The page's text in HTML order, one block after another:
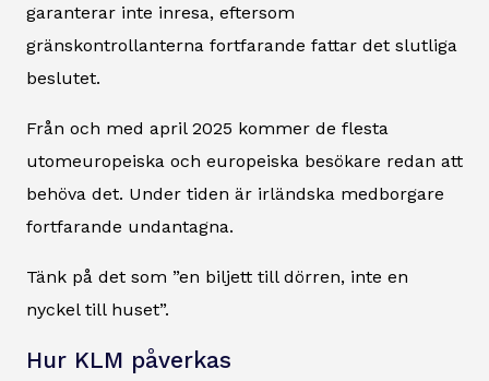
garanterar inte inresa, eftersom
gränskontrollanterna fortfarande fattar det slutliga
beslutet.
Från och med april 2025 kommer de flesta
utomeuropeiska och europeiska besökare redan att
behöva det. Under tiden är irländska medborgare
fortfarande undantagna.
Tänk på det som ”en biljett till dörren, inte en
nyckel till huset”.
Hur KLM påverkas